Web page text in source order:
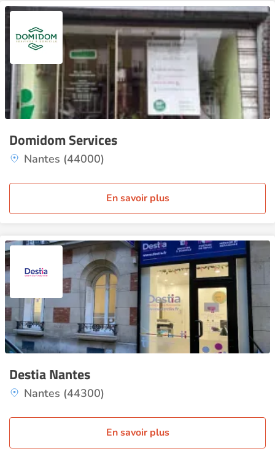
Domidom Services
Nantes (44000)
En savoir plus
Destia Nantes
Nantes (44300)
En savoir plus